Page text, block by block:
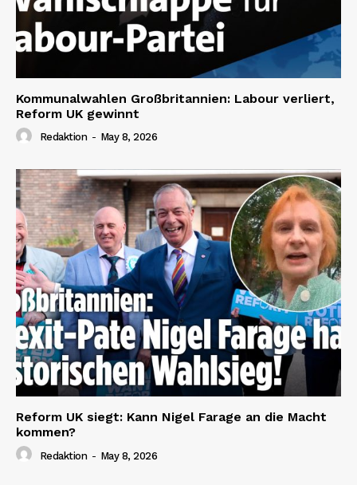
Kommunalwahlen Großbritannien: Labour verliert,
Reform UK gewinnt
Redaktion - May 8, 2026
Reform UK siegt: Kann Nigel Farage an die Macht
kommen?
Redaktion - May 8, 2026